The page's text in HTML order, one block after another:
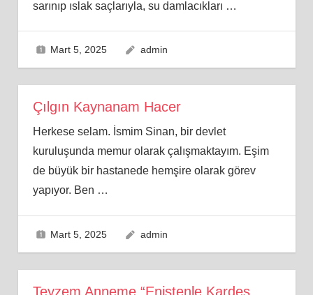
sarınıp ıslak saçlarıyla, su damlacıkları …
Mart 5, 2025 admin
Çılgın Kaynanam Hacer
Herkese selam. İsmim Sinan, bir devlet
kuruluşunda memur olarak çalışmaktayım. Eşim
de büyük bir hastanede hemşire olarak görev
yapıyor. Ben …
Mart 5, 2025 admin
Teyzem Anneme “Eniştenle Kardeş